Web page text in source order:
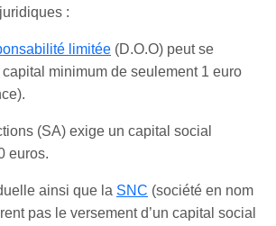
:
limitée (D.O.O) peut se
minimum de seulement 1 euro
(SA) exige un capital social
euros.
ainsi que la SNC (société en nom
pas le versement d’un capital social